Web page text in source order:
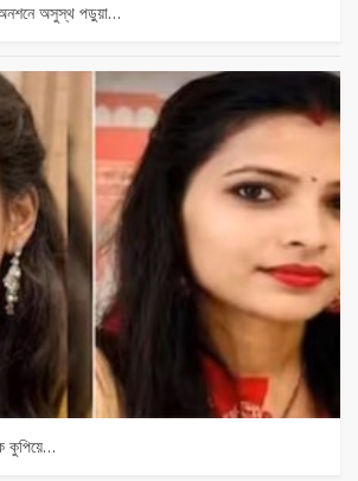
অনশনে অসুস্থ পড়ুয়া…
কুপিয়ে…